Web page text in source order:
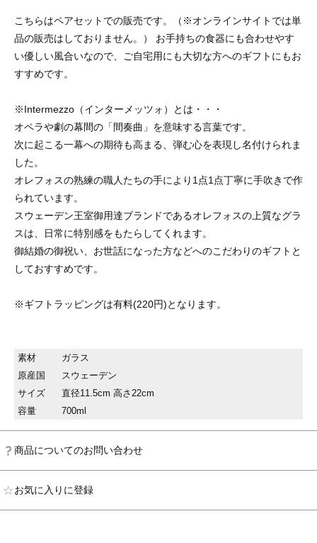
こちらはペアセットでの販売です。（※オンラインサイトでは単
品の販売はしておりません。） お手持ちの食器にも合わせやす
い優しい風合いなので、ご自宅用にも大切な方へのギフトにもお
すすめです。
※Intermezzo（インターメッツォ）とは・・・
オペラや劇の幕間の「間奏曲」を意味する言葉です。
次に起こる一幕への期待も高まる、弾む心を表現し名付けられま
した。
オレフォスの熟練の職人たちの手により1点1点丁寧に手吹きで作
られています。
スウェーデン王室御用達ブランドであるオレフォスの上質なグラ
スは、日常に特別感をもたらしてくれます。
御結婚の御祝い、お世話になった方などへのこだわりのギフトと
しておすすめです。
※ギフトラッピングは有料(220円)となります。
素材
ガラス
原産国
スウェーデン
サイズ
直径11.5cm 高さ22cm
容量
700ml
商品についてのお問い合わせ
お気に入りに登録